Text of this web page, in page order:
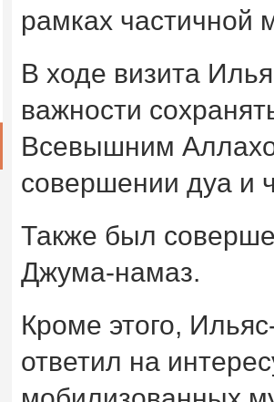
рамках частичной
В ходе визита
важности
Всевышним
совершении дуа и
Также был
Джума-намаз.
Кроме этого,
ответил на